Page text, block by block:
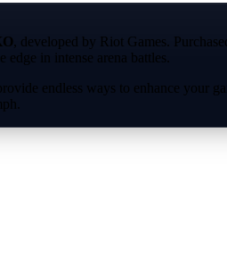
, developed by Riot Games.
in intense arena battles.
endless ways to enhance your